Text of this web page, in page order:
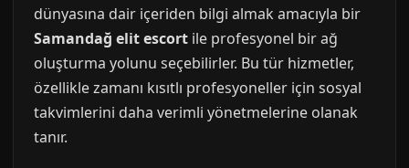
dünyasına dair içeriden bilgi almak amacıyla bir
Samandağ elit escort ile profesyonel bir ağ
oluşturma yolunu seçebilirler. Bu tür hizmetler,
özellikle zamanı kısıtlı profesyoneller için sosyal
takvimlerini daha verimli yönetmelerine olanak
tanır.